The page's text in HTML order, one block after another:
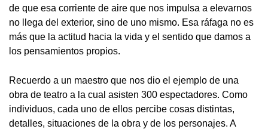
de que esa corriente de aire que nos impulsa a elevarnos
no llega del exterior, sino de uno mismo. Esa ráfaga no es
más que la actitud hacia la vida y el sentido que damos a
los pensamientos propios.
Recuerdo a un maestro que nos dio el ejemplo de una
obra de teatro a la cual asisten 300 espectadores. Como
individuos, cada uno de ellos percibe cosas distintas,
detalles, situaciones de la obra y de los personajes. A